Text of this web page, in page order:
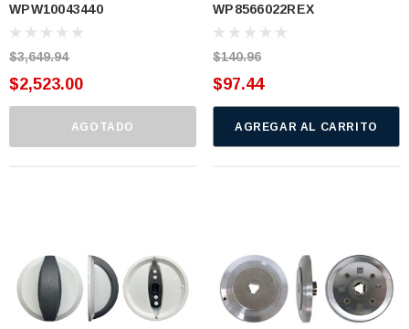
W10043440 (WPW10043440)
WPW10043440
$3,649.94
$2,523.00
AGOTADO
WH. 8566022 (WP8566022REX)
WP8566022REX
$140.96
$97.44
AGREGAR AL CARRITO